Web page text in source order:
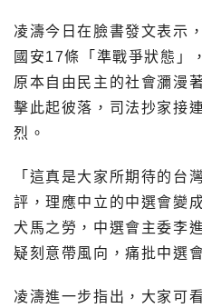
凌濤今日在臉書發文表示
國安17條「準戰爭狀態」
原本自由民主的社會瀰漫
擊此起彼落，司法抄家接
烈。
「這真是大家所期待的台
評，理應中立的中選會變
犬馬之勞，中選會主委李
疑刻意帶風向，痛批中選
凌濤進一步指出，大家可